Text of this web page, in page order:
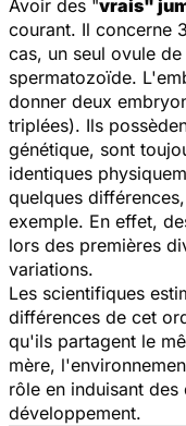
Avoir des "vrais"
courant. Il concerne
cas, un seul ovule
spermatozoïde.
donner deux
triplées). Ils
génétique, sont
identiques
quelques
exemple. En effet,
lors des premières
variations.
Les scientifiques
différences de cet
qu'ils partagent le
mère,
rôle en induisant
développement.